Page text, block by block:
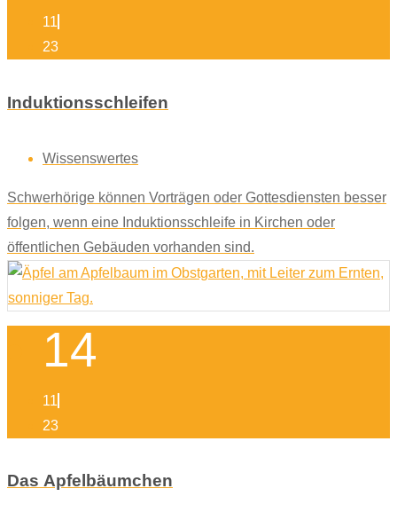
11
23
Induktionsschleifen
Wissenswertes
Schwerhörige können Vorträgen oder Gottesdiensten besser
folgen, wenn eine Induktionsschleife in Kirchen oder
öffentlichen Gebäuden vorhanden sind.
14
11
23
Das Apfelbäumchen